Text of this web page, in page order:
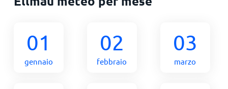
01
gennaio
02
febbraio
03
marzo